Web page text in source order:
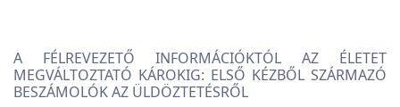
A FÉLREVEZETŐ INFORMÁCIÓKTÓL AZ ÉLETET
MEGVÁLTOZTATÓ KÁROKIG: ELSŐ KÉZBŐL SZÁRMAZÓ
BESZÁMOLÓK AZ ÜLDÖZTETÉSRŐL